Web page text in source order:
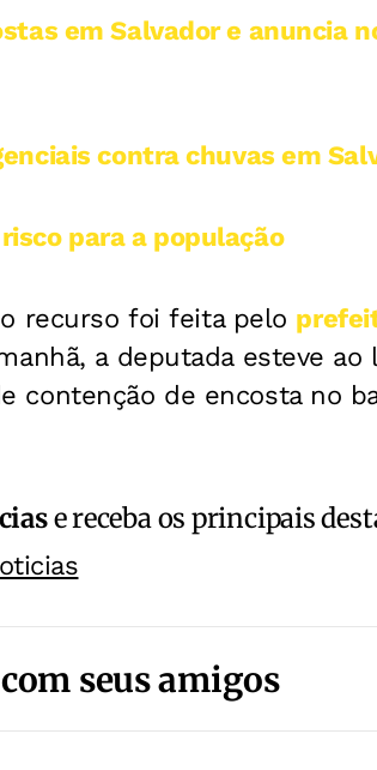
em Salvador e anuncia
contra chuvas em
para a população
recurso foi feita pelo
a deputada esteve
contenção de encosta no
e receba os principais
seus amigos